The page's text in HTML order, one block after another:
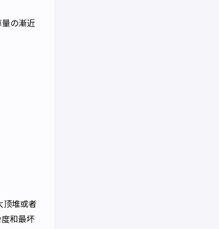
の漸近
顶堆或者
和最坏